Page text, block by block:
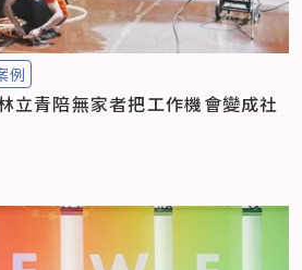
例
立青陪無家者把工作機會變成社